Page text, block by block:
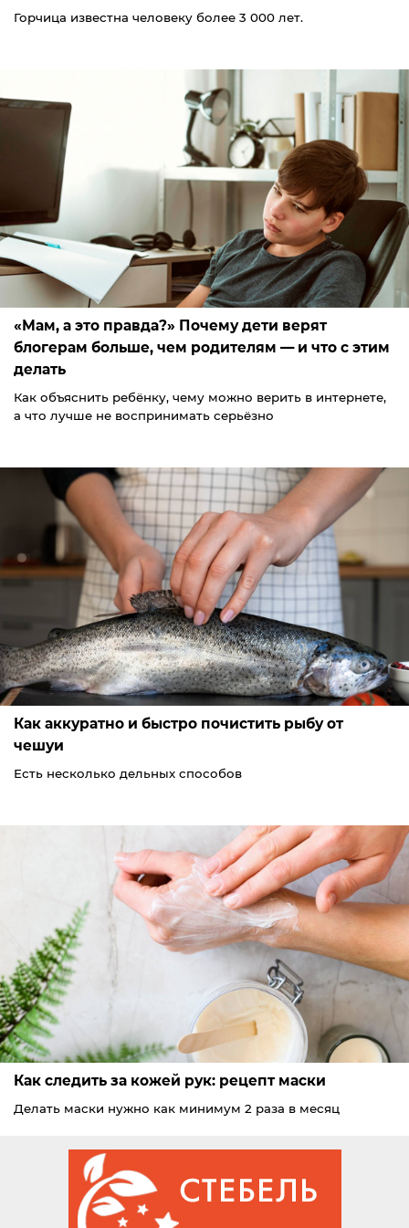
Горчица известна человеку более 3 000 лет.
«Мам, а это правда?» Почему дети верят
блогерам больше, чем родителям — и что с этим
делать
Как объяснить ребёнку, чему можно верить в интернете,
а что лучше не воспринимать серьёзно
Как аккуратно и быстро почистить рыбу от
чешуи
Есть несколько дельных способов
Как следить за кожей рук: рецепт маски
Делать маски нужно как минимум 2 раза в месяц